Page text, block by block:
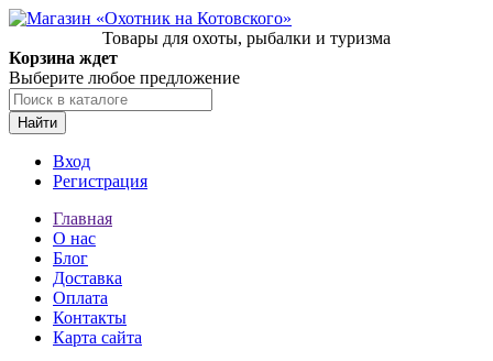
Товары для охоты, рыбалки и туризма
Корзина ждет
Выберите любое предложение
Найти
Вход
Регистрация
Главная
О нас
Блог
Доставка
Оплата
Контакты
Карта сайта